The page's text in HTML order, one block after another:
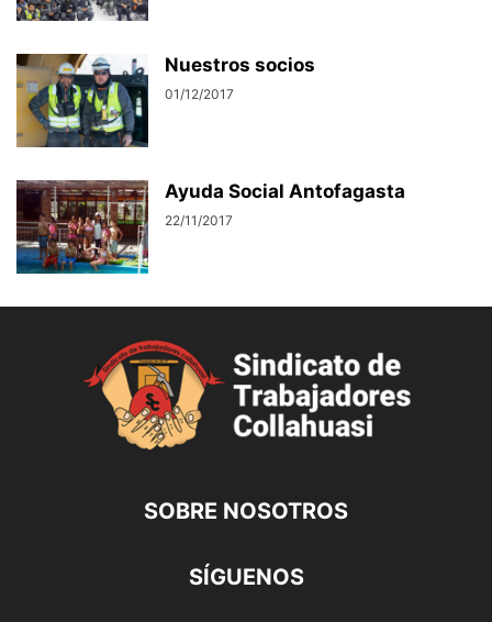
Nuestros socios
01/12/2017
Ayuda Social Antofagasta
22/11/2017
SOBRE NOSOTROS
SÍGUENOS